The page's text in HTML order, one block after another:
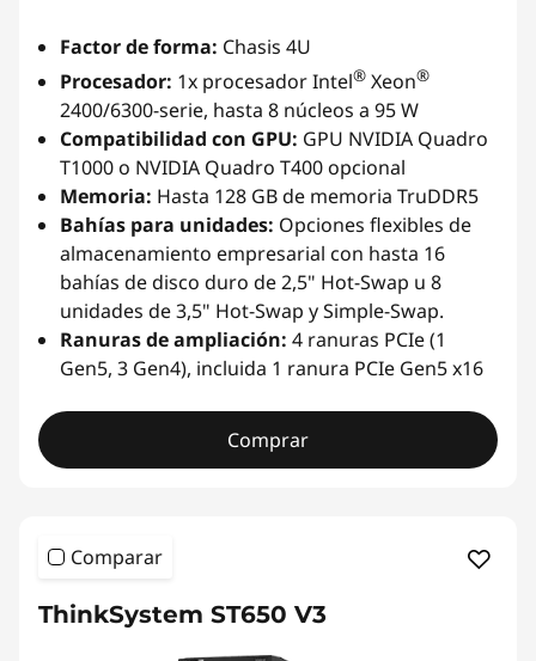
Factor de forma: Chasis 4U
Procesador: 1x procesador Intel® Xeon®
2400/6300-serie, hasta 8 núcleos a 95 W
Compatibilidad con GPU: GPU NVIDIA Quadro
T1000 o NVIDIA Quadro T400 opcional
Memoria: Hasta 128 GB de memoria TruDDR5
Bahías para unidades: Opciones flexibles de
almacenamiento empresarial con hasta 16
bahías de disco duro de 2,5" Hot-Swap u 8
unidades de 3,5" Hot-Swap y Simple-Swap.
Ranuras de ampliación: 4 ranuras PCIe (1
Gen5, 3 Gen4), incluida 1 ranura PCIe Gen5 x16
Comprar
Comparar
ThinkSystem ST650 V3